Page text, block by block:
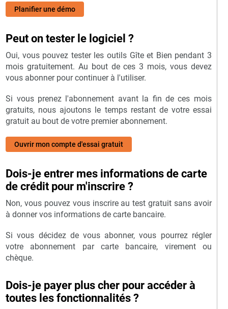
Planifier une démo
Peut on tester le logiciel ?
Oui, vous pouvez tester les outils Gîte et Bien pendant 3
mois gratuitement. Au bout de ces 3 mois, vous devez
vous abonner pour continuer à l'utiliser.
Si vous prenez l'abonnement avant la fin de ces mois
gratuits, nous ajoutons le temps restant de votre essai
gratuit au bout de votre premier abonnement.
Ouvrir mon compte d'essai gratuit
Dois-je entrer mes informations de carte
de crédit pour m'inscrire ?
Non, vous pouvez vous inscrire au test gratuit sans avoir
à donner vos informations de carte bancaire.
Si vous décidez de vous abonner, vous pourrez régler
votre abonnement par carte bancaire, virement ou
chèque.
Dois-je payer plus cher pour accéder à
toutes les fonctionnalités ?